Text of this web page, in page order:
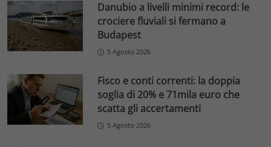
Danubio a livelli minimi record: le
crociere fluviali si fermano a
Budapest
5 Agosto 2026
Fisco e conti correnti: la doppia
soglia di 20% e 71mila euro che
scatta gli accertamenti
5 Agosto 2026